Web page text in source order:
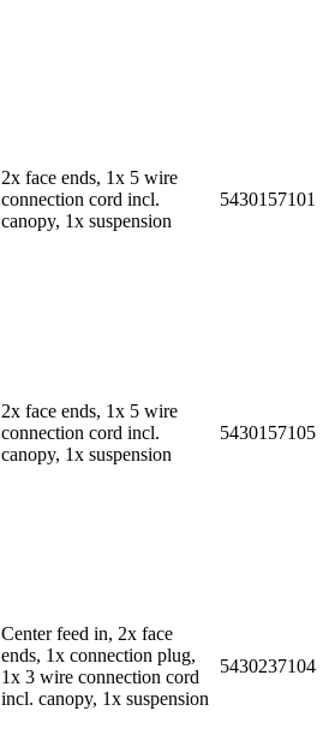
2x face ends, 1x 5 wire
connection cord incl.
canopy, 1x suspension
5430157101
2x face ends, 1x 5 wire
connection cord incl.
canopy, 1x suspension
5430157105
Center feed in, 2x face
ends, 1x connection plug,
1x 3 wire connection cord
incl. canopy, 1x suspension
5430237104